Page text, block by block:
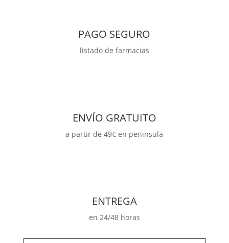
PAGO SEGURO
listado de farmacias
ENVÍO GRATUITO
a partir de 49€ en peninsula
ENTREGA
en 24/48 horas